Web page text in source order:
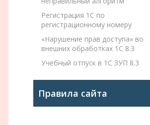
Регистрация 1С по
регистрационному номеру
«Нарушение прав доступа» во
внешних обработках 1С 8.3
Учебный отпуск в 1С ЗУП 8.3
Правила сайта